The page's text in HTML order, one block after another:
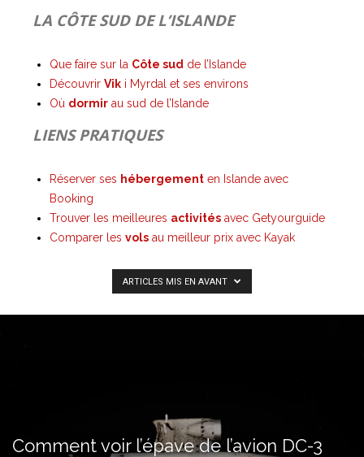
LA CÔTE SUD DE L’ISLANDE
Que faire sur la Côte sud de l’Islande
Découvrir Vik i Myrdal et ses environs
Où dormir au sud de l’Islande
LIENS PRATIQUES
Réserver ses hébergement en Islande avec
Booking
Trouver les meilleures activités avec Getyourguide
Comparer les vols au meilleur prix avec Kayak
ARTICLES MIS EN AVANT
Comment voir l’épave de l’avion DC-3